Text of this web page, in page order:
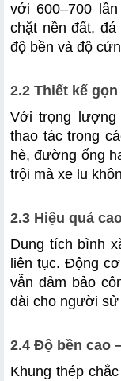
với 600–700
chặt nền đất,
độ bền và độ
2.2 Thiết kế
Với trọng lượng
thao tác trong
hè, đường ống
trội mà xe lu
2.3 Hiệu quả
Dung tích bình
liên tục. Động
vẫn đảm bảo
dài cho người sử
2.4 Độ bền cao
Khung thép